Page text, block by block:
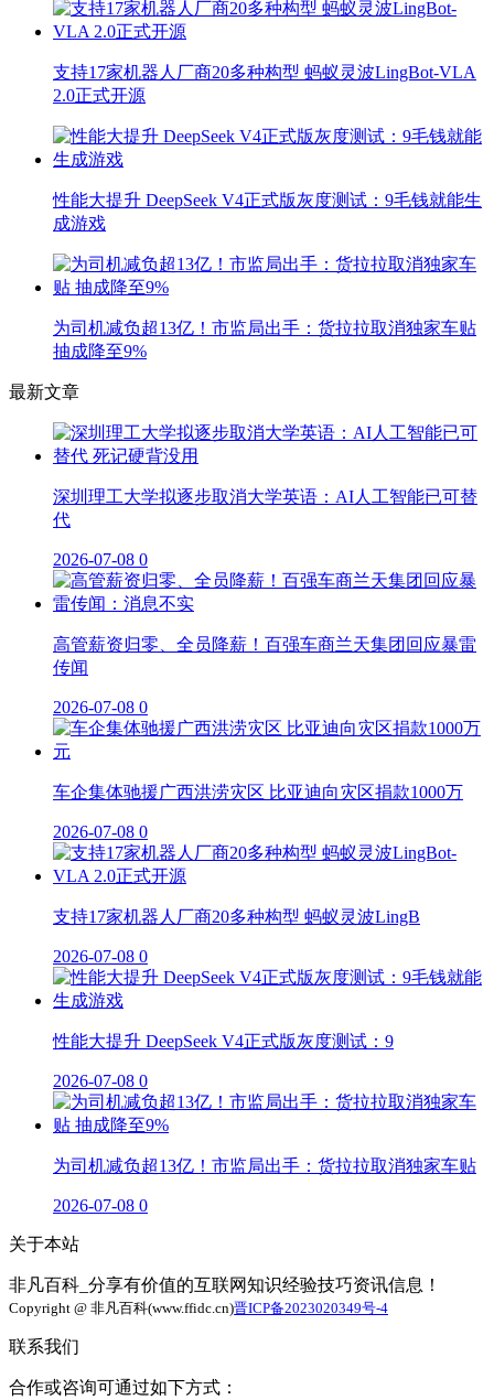
支持17家机器人厂商20多种构型 蚂蚁灵波LingBot-VLA
2.0正式开源
性能大提升 DeepSeek V4正式版灰度测试：9毛钱就能生
成游戏
为司机减负超13亿！市监局出手：货拉拉取消独家车贴
抽成降至9%
最新文章
深圳理工大学拟逐步取消大学英语：AI人工智能已可替
代
2026-07-08 0
高管薪资归零、全员降薪！百强车商兰天集团回应暴雷
传闻
2026-07-08 0
车企集体驰援广西洪涝灾区 比亚迪向灾区捐款1000万
2026-07-08 0
支持17家机器人厂商20多种构型 蚂蚁灵波LingB
2026-07-08 0
性能大提升 DeepSeek V4正式版灰度测试：9
2026-07-08 0
为司机减负超13亿！市监局出手：货拉拉取消独家车贴
2026-07-08 0
关于本站
非凡百科_分享有价值的互联网知识经验技巧资讯信息！
Copyright @ 非凡百科(www.ffidc.cn)晋ICP备2023020349号-4
联系我们
合作或咨询可通过如下方式：